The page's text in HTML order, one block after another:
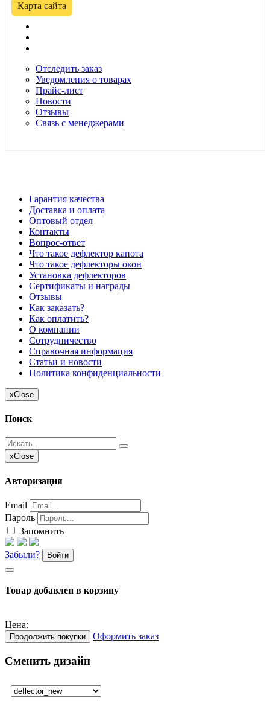
Карта сайта
Отследить заказ
Уведомления о товарах
Прайс-лист
Новости
Отзывы
Связь с менеджерами
Гарантия качества
Доставка и оплата
Оптовый отдел
Контакты
Вопрос-ответ
Что такое дефлектор капота
Что такое дефлекторы окон
Установка дефлекторов
Сертификаты и награды
Отзывы
Как заказать?
Как оплатить?
О компании
Сотрудничество
Справочная информация
Статьи и новости
Политика конфиденциальности
xClose
Поиск
xClose
Авторизация
Email
Пароль
Запомнить
Забыли? Войти
Товар добавлен в корзину
Цена:
Продолжить покупки Оформить заказ
Сменить дизайн